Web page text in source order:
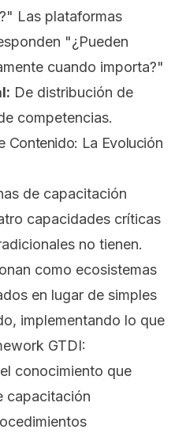
Las plataformas
"¿Pueden
cuando importa?"
De distribución de
competencias.
Contenido: La Evolución
de capacitación
capacidades críticas
no tienen.
como ecosistemas
en lugar de simples
implementando lo que
GTDI:
conocimiento que
capacitación